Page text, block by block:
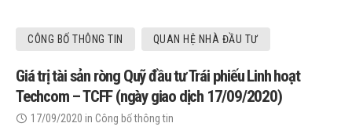
CÔNG BỐ THÔNG TIN QUAN HỆ NHÀ ĐẦU TƯ
Giá trị tài sản ròng Quỹ đầu tư Trái phiếu Linh hoạt
Techcom – TCFF (ngày giao dịch 17/09/2020)
17/09/2020 in Công bố thông tin